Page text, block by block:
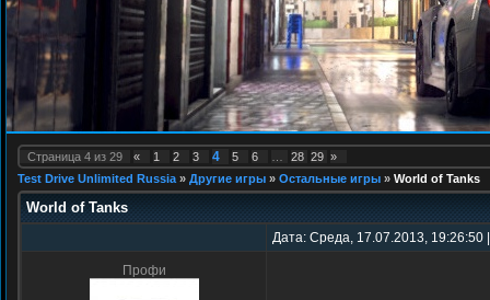
Страница 4 из 29 « 1 2 3 4 5 6 28 29 »
Test Drive Unlimited Russia » Другие игры » Остальные игры » World of Tanks
World of Tanks
Дата: Среда, 17.07.2013,
Профи